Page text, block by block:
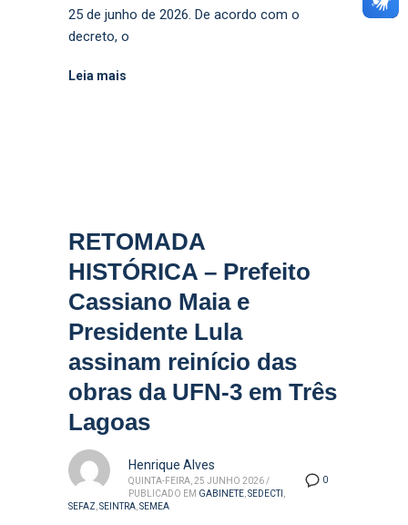
25 de junho de 2026. De acordo com o
decreto, o
Leia mais
RETOMADA
HISTÓRICA – Prefeito
Cassiano Maia e
Presidente Lula
assinam reinício das
obras da UFN-3 em Três
Lagoas
0
Henrique Alves
QUINTA-FEIRA, 25 JUNHO 2026 /
PUBLICADO EM GABINETE SEDECTI
SEFAZ SEINTRA SEMEA